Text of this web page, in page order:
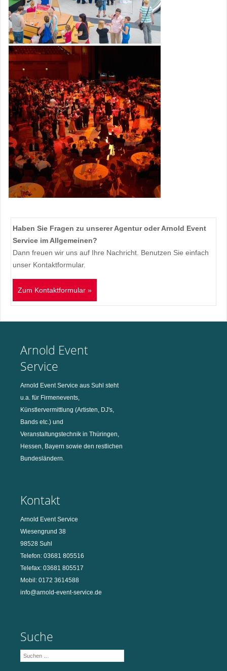
Haben Sie Fragen zu unserer Agentur oder Arnold Event
Service im Allgemeinen?
Dann freuen wir uns auf Ihre Nachricht. Benutzen Sie einfach
unser Kontaktformular.
Zum Kontaktformular »
Arnold Event
Service
Arnold Event Service aus Suhl steht
u.a. für Firmenevents,
Künstlervermittlung (Artisten, DJ's,
Bands etc.) und
Veranstaltungstechnik in Thüringen,
Hessen, Bayern sowie den restlichen
Bundesländern.
Kontakt
Arnold Event Service
Wiesengrund 38
98528 Suhl
Telefon: 03681 805516
Telefax: 03681 805517
Mobil: 0172 3614588
info@arnold-event-service.de
Suche
Suchen